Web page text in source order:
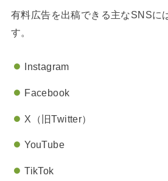
有料広告を出稿できる主なSNSに
す。
Instagram
Facebook
X（旧Twitter）
YouTube
TikTok